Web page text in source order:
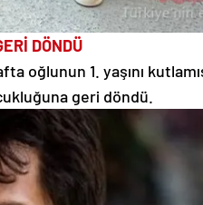
DÖNDÜ
oğlunun 1. yaşını
geri döndü.